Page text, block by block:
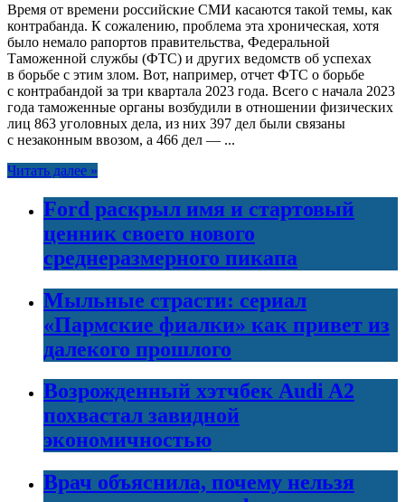
Время от времени российские СМИ касаются такой темы, как
контрабанда. К сожалению, проблема эта хроническая, хотя
было немало рапортов правительства, Федеральной
Таможенной службы (ФТС) и других ведомств об успехах
в борьбе с этим злом. Вот, например, отчет ФТС о борьбе
с контрабандой за три квартала 2023 года. Всего с начала 2023
года таможенные органы возбудили в отношении физических
лиц 863 уголовных дела, из них 397 дел были связаны
с незаконным ввозом, а 466 дел — ...
Читать далее »
Ford раскрыл имя и стартовый
ценник своего нового
среднеразмерного пикапа
Мыльные страсти: сериал
«Пармские фиалки» как привет из
далекого прошлого
Возрожденный хэтчбек Audi A2
похвастал завидной
экономичностью
Врач объяснила, почему нельзя